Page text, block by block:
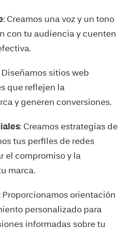
: Creamos una voz y un tono
con tu audiencia y cuenten
Diseñamos sitios web
que reflejen la
y generen conversiones.
: Creamos estrategias de
tus perfiles de redes
el compromiso y la
marca.
Proporcionamos orientación
personalizado para
informadas sobre tu